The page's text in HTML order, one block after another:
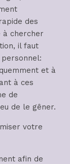
des
à chercher
il faut
et à
à ces
de
de le gêner.
votre
afin de